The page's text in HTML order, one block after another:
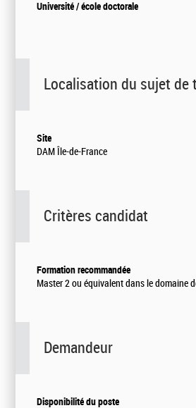
Université / école doctorale
Localisation du sujet de
Site
DAM Île-de-France
Critères candidat
Formation recommandée
Master 2 ou équivalent dans le domaine
Demandeur
Disponibilité du poste